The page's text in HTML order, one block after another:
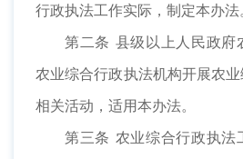
行政执法工作实际，制定本办法
第二条 县级以上人民政府
农业综合行政执法机构开展农
相关活动，适用本办法。
第三条 农业综合行政执法